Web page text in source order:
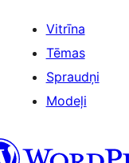
Vitrīna
Tēmas
Spraudņi
Modeļi